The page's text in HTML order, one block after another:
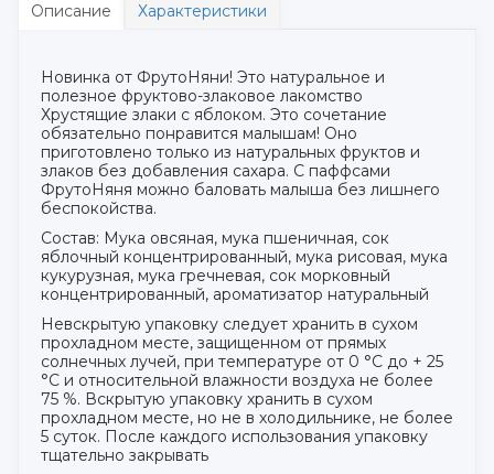
Описание Характеристики
Новинка от ФрутоНяни! Это натуральное и
полезное фруктово-злаковое лакомство
Хрустящие злаки с яблоком. Это сочетание
обязательно понравится малышам! Оно
приготовлено только из натуральных фруктов и
злаков без добавления сахара. С паффсами
ФрутоНяня можно баловать малыша без лишнего
беспокойства.
Состав: Мука овсяная, мука пшеничная, сок
яблочный концентрированный, мука рисовая, мука
кукурузная, мука гречневая, сок морковный
концентрированный, ароматизатор натуральный
Невскрытую упаковку следует хранить в сухом
прохладном месте, защищенном от прямых
солнечных лучей, при температуре от 0 °С до + 25
°С и относительной влажности воздуха не более
75 %. Вскрытую упаковку хранить в сухом
прохладном месте, но не в холодильнике, не более
5 суток. После каждого использования упаковку
тщательно закрывать